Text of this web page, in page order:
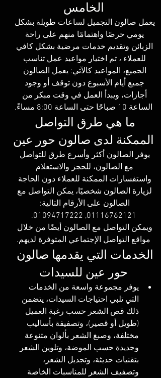
الخامس
يعمل صالون التجميل لساعات طويلة بشكل
يومي حرصًا واهتمامًا منهم على راحة
الزبائن وتقديم خدمات مرضية بشكل كافي
للعملاء ، تم اختيار مواعيد عمل تناسب
الجميع، المواعيد كالآتي: يعمل الصالون
جميع أيام الأسبوع دون توقف أو وجود
أجازات، ويبدأ العمل في وقت مبكر من
الساعة 10 صباحًا حتى الساعة 8:00 مساءً.
ما هي طرق التواصل
الممكنة لدى صالون حور عين
يوفر الصالون أكثر وأسرع طرق للتواصل
مع الصالون، للحجز والاستعلام
واستفسارات الممكنة للعملاء دون الحاجة
لزيارة الصالون شخصيًا، يمكن التواصل مع
الصالون على الأرقام التالية:
01116762121, 01094717222.
ويمكن التواصل مع الصالون أيضًا من خلال
مواقع التواصل الإجتماعي المتوفرة لديهم.
الخدمات التي يقدمها صالون
حور عين للسيدات
يوفر مجموعة واسعة من الخدمات
التي تلبي احتياجات السيدات، يتضمن
ذلك قص الشعر حسب رغبة العميل
(طويل أو قصير)، وتصفيفة بأساليب
مختلفة، وصبغ الشعر بألوان متنوعة
وجديدة حسب الموضة، وتلوين الشعر
بتقنيات حديثة، وتجديل الشعر،
وتصفيف الشعر للمناسبات الخاصة